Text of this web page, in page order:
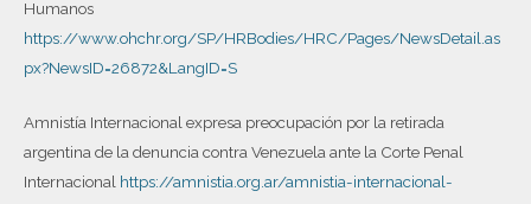
Humanos
https://www.ohchr.org/SP/HRBodies/HRC/Pages/NewsDetail.as
px?NewsID=26872&LangID=S
Amnistía Internacional expresa preocupación por la retirada
argentina de la denuncia contra Venezuela ante la Corte Penal
Internacional https://amnistia.org.ar/amnistia-internacional-